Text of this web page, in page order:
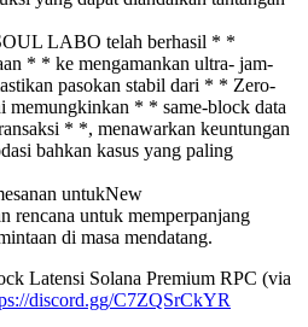
LABO telah berhasil * *
* * ke mengamankan ultra- jam-
pasokan stabil dari * * Zero-
* * same-block data
* *, menawarkan keuntungan
bahkan kasus yang paling
untukNew
rencana untuk memperpanjang
di masa mendatang.
Latensi Solana Premium RPC (via
discord.gg/C7ZQSrCkYR